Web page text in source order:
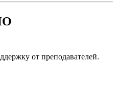
от преподавателей.